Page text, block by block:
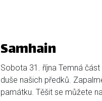
Samhain
Sobota 31. října Temná
duše našich předků.
památku. Těšit se můžete